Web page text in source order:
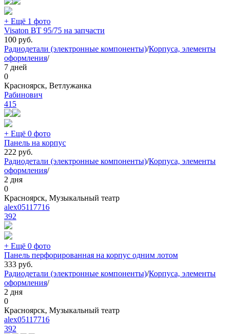
+ Ещё 1 фото
Visaton BT 95/75 на запчасти
100 руб.
Радиодетали (электронные компоненты)/Корпуса, элементы
оформления/
7 дней
0
Красноярск, Ветлужанка
Рабинович
415
+ Ещё 0 фото
Панель на корпус
222 руб.
Радиодетали (электронные компоненты)/Корпуса, элементы
оформления/
2 дня
0
Красноярск, Музыкальный театр
alex05117716
392
+ Ещё 0 фото
Панель перфорированная на корпус одним лотом
333 руб.
Радиодетали (электронные компоненты)/Корпуса, элементы
оформления/
2 дня
0
Красноярск, Музыкальный театр
alex05117716
392